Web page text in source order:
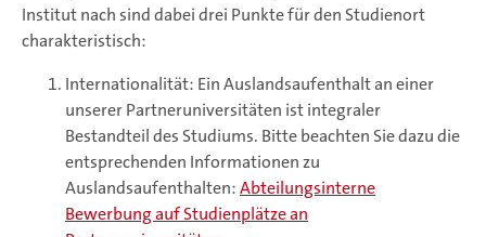
Institut nach sind dabei drei Punkte für den Studienort
charakteristisch:
Internationalität: Ein Auslandsaufenthalt an einer
unserer Partneruniversitäten ist integraler
Bestandteil des Studiums. Bitte beachten Sie dazu die
entsprechenden Informationen zu
Auslandsaufenthalten:Abteilungsinterne
Bewerbung auf Studienplätze an